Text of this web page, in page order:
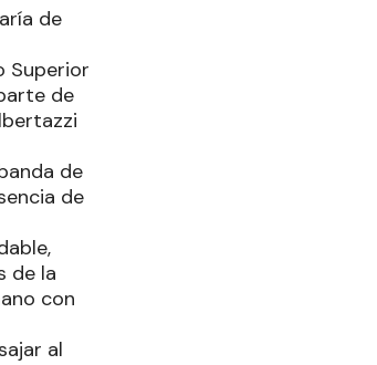
de
Superior
de
de
de
de la
con
al